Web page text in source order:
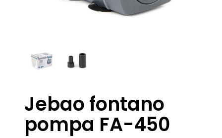
Jebao fontano
pompa FA-450